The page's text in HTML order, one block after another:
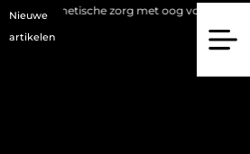
Nieuwe
artikelen
zorg met oog voor natuurlijke resultaten